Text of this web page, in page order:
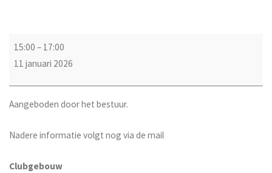
Nieuwjaarsreceptie
15:00 – 17:00
11 januari 2026
Aangeboden door het bestuur.
Nadere informatie volgt nog via de mail
Clubgebouw